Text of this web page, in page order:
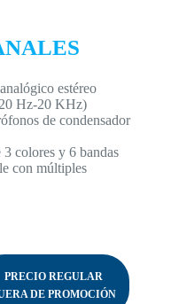
estéreo
Hz-20 KHz)
de condensador
colores y 6 bandas
con múltiples
PRECIO REGULAR
DE PROMOCIÓN